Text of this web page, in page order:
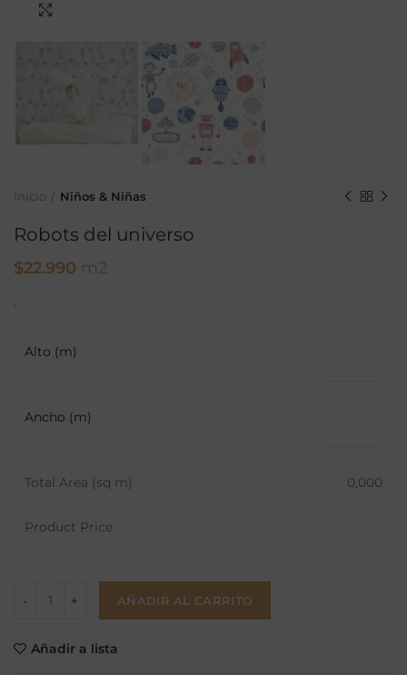
Inicio Niños & Niñas
Robots del universo
$22.990 m2
.
Alto (m)
Ancho (m)
Total Area (sq m) 0,000
Product Price
AÑADIR AL CARRITO
Añadir a lista